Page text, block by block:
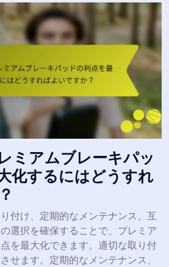
ミアムブレーキパッ
化するにはどうすれ
付け、定期的なメンテナンス、互
選択を確保することで、プレミア
を最大化できます。適切な取り付
せます。定期的なメンテナンス、